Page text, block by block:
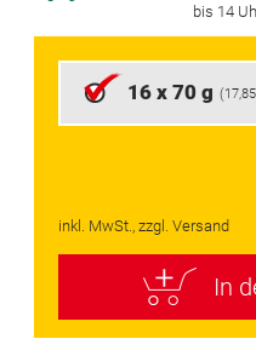
bis 14
16 x 70 g (
inkl. MwSt., zzgl. Versand
In